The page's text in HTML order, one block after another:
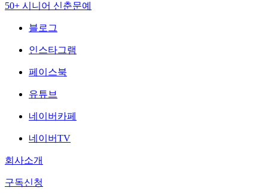
50+ 시니어 신춘문예
블로그
인스타그램
페이스북
유튜브
네이버카페
네이버TV
회사소개
구독신청